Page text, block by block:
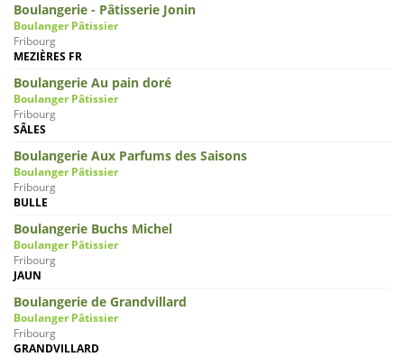
Boulangerie - Pâtisserie Jonin
Boulanger Pâtissier
Fribourg
MEZIÈRES FR
Boulangerie Au pain doré
Boulanger Pâtissier
Fribourg
SÂLES
Boulangerie Aux Parfums des Saisons
Boulanger Pâtissier
Fribourg
BULLE
Boulangerie Buchs Michel
Boulanger Pâtissier
Fribourg
JAUN
Boulangerie de Grandvillard
Boulanger Pâtissier
Fribourg
GRANDVILLARD